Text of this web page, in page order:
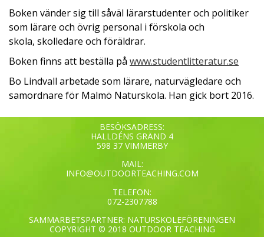
Boken vänder sig till såväl lärarstudenter och politiker
som lärare och övrig personal i förskola och
skola, skolledare och föräldrar.
Boken finns att beställa på www.studentlitteratur.se
Bo Lindvall arbetade som lärare, naturvägledare och
samordnare för Malmö Naturskola. Han gick bort 2016.
BESÖKSADRESS:
HALLDÉNS GRÄND 4
598 37 VIMMERBY
MAIL:
INFO@OUTDOORTEACHING.COM
TELEFON:
072-2307788
SAMMARBETSPARTNER: NATURSKOLEFÖRENINGEN
COPYRIGHT © 2018 OUTDOOR TEACHING